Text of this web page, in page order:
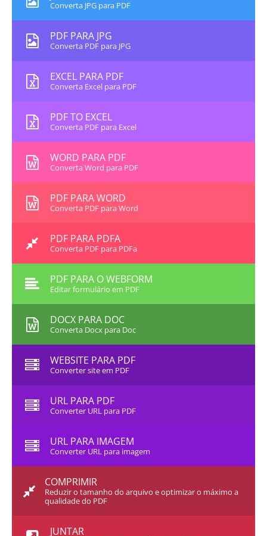
Converta JPG para PDF
PDF PARA JPG
Converta PDF para JPG
EXCEL PARA PDF
Converta Excel para PDF
PDF TO EXCEL
Converta PDF para Excel
WORD PARA PDF
Converta Word para PDF
PDF PARA WORD
Converta PDF para Word
PDF PARA PDFA
Converta PDF para PDFa
PDF PARA O WEBFORM
Editar formulário em PDF
DOCX PARA DOC
Converta Docx para Doc
WEBSITE PARA PDF
Converter site em PDF
URL PARA PDF
Converter URL para PDF
URL PARA IMAGEM
Converter URL para imagem
COMPRIMIR
Reduzir o tamanho do arquivo e optimizar o máximo a
qualidade do PDF
JUNTAR